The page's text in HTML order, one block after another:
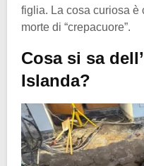
figlia. La cosa curiosa è
morte di “crepacuore”.
Cosa si sa
Islanda?